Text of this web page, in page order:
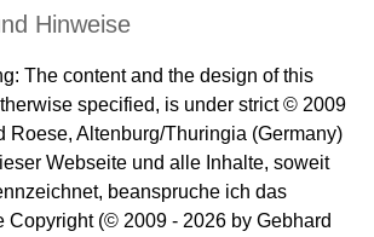
Hinweise
The content and the design of this
specified, is under strict © 2009
Roese, Altenburg/Thuringia (Germany)
Webseite und alle Inhalte, soweit
beanspruche ich das
Copyright (© 2009 - 2026 by Gebhard